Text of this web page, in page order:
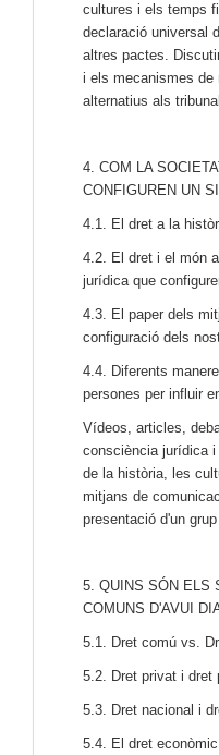
cultures i els temps
declaració universal
altres pactes.
i els mecanismes de
alternatius als
4. COM LA
CONFIGUREN UN
4.1. El dret a la
4.2. El dret i el món
jurídica que
4.3. El paper dels
configuració dels
4.4. Diferents
persones per influir
Vídeos, articles,
consciència jurídica
de la història, les
mitjans de
presentació d'un
5. QUINS SÓN ELS
COMUNS D'AVUI
5.1. Dret comú vs.
5.2. Dret privat i dret
5.3. Dret nacional i
5.4. El dret